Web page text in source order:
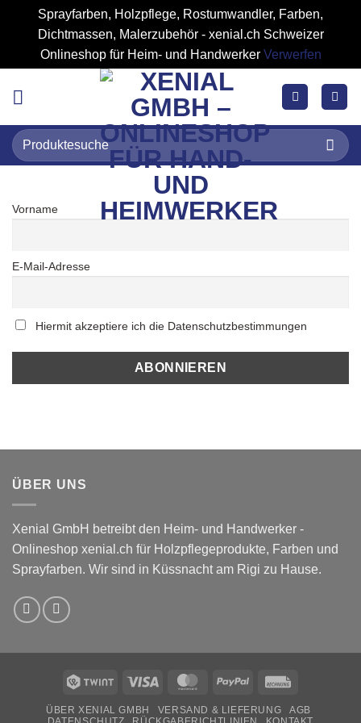
Sprayfarben, Holzpflege, Rostumwandler, Farben,
Dichtmassen, Malerzubehör - xenial.ch Schweizer
Onlineshop für Heim- und Handwerker Verwerfen
Suchen
nach:
Vorname
E-Mail-Adresse
Hiermit akzeptiere ich die Datenschutzbestimmungen
ÜBER UNS
Xenial GmbH betreibt den Heim- und Handwerker -
Onlineshop xenial.ch für Holzpflegeprodukte, Farben und
Sprayfarben. Wir sind in Küssnacht am Rigi zu Hause.
Twint Visa MasterCardPayPal
ÜBER XENIAL GMBH VERSAND & LIEFERUNG
AGB